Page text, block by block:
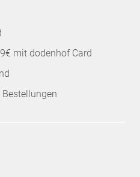
mit dodenhof Card